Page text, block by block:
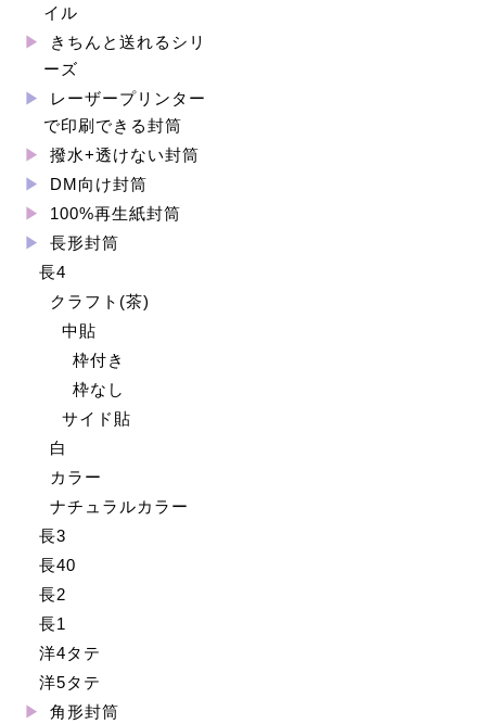
イル
きちんと送れるシリ
ーズ
レーザープリンター
で印刷できる封筒
撥水+透けない封筒
DM向け封筒
100%再生紙封筒
長形封筒
長4
クラフト(茶)
中貼
枠付き
枠なし
サイド貼
白
カラー
ナチュラルカラー
長3
長40
長2
長1
洋4タテ
洋5タテ
角形封筒